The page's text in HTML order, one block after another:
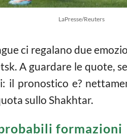
LaPresse/Reuters
ci regalano due
A guardare le quote,
il pronostico e?
sullo Shakhtar.
formazioni